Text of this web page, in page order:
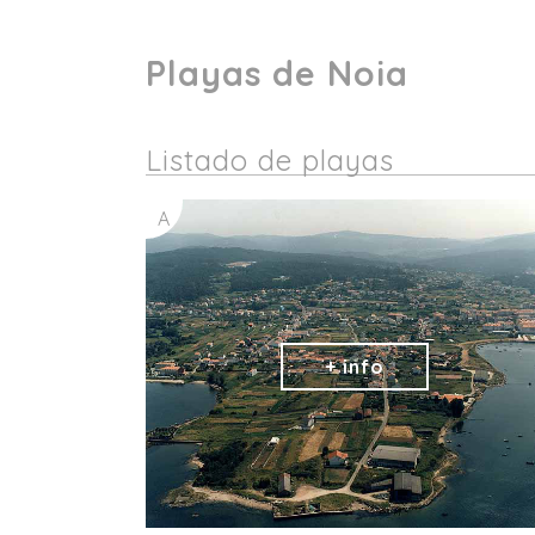
Playas de Noia
Listado de playas
A